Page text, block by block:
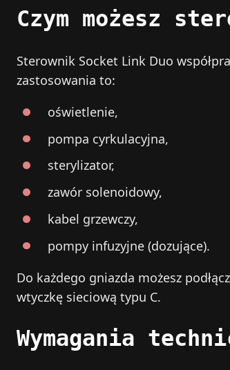
Czym możesz
Sterownik Socket Link Duo
zastosowania to:
oświetlenie,
pompa cyrkulacyjna,
sterylizator,
zawór solenoidowy,
kabel grzewczy,
pompy infuzyjne (dozujące).
Do każdego gniazda możesz
wtyczkę sieciową typu C.
Wymagania